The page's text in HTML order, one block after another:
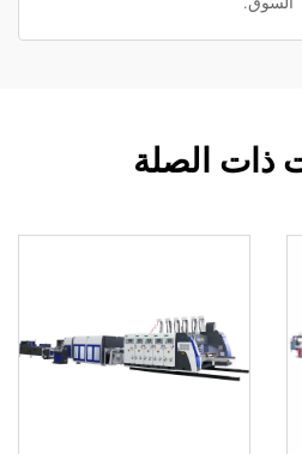
ذات الصلة